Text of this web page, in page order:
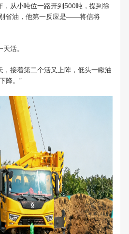
，从小吨位一路开到500吨，提到徐
省油，他第一反应是——将信将
活。
，接着第二个活又上阵，低头一瞅油
降。”